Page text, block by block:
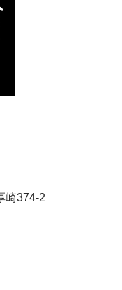
崎374-2